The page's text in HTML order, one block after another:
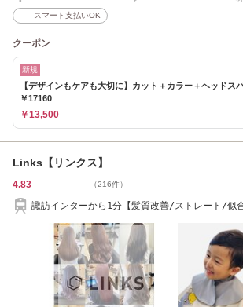
スマート支払いOK
クーポン
新規
【デザインもケアも大切に】カット＋カラー＋ヘッドス
￥17160
￥13,500
Links【リンクス】
4.83 （216件）
諏訪インターから1分【髪質改善/ストレート/似